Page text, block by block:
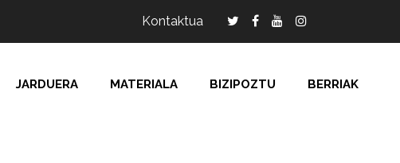
Kontaktua
JARDUERA MATERIALA BIZIPOZTU BERRIAK